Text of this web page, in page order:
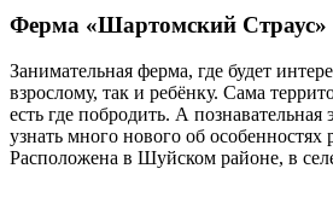
Ферма «Шартомский Страус»
Занимательная ферма, где будет
взрослому, так и ребёнку. Сама
есть где побродить. А познавательная
узнать много нового об особенностях
Расположена в Шуйском районе, в